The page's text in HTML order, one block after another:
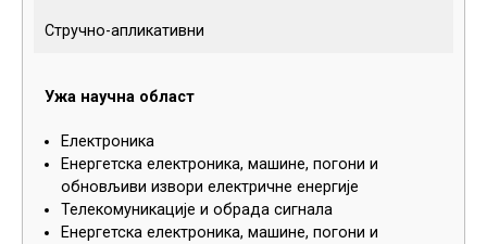
Стручно-апликативни
Ужа научна област
Електроника
Енергетска електроника, машине, погони и
обновљиви извори електричне енергије
Телекомуникације и обрада сигнала
Енергетска електроника, машине, погони и